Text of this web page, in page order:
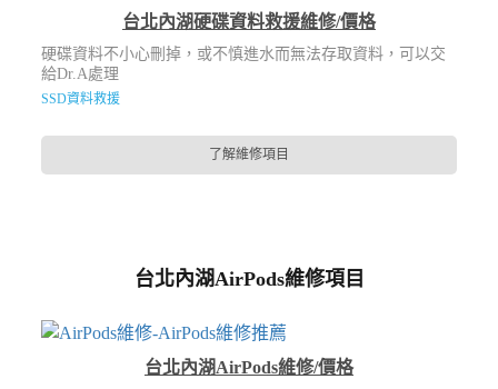
台北內湖硬碟資料救援維修/價格
硬碟資料不小心刪掉，或不慎進水而無法存取資料，可以交
給Dr.A處理
SSD資料救援
了解維修項目
台北內湖AirPods維修項目
台北內湖AirPods維修/價格